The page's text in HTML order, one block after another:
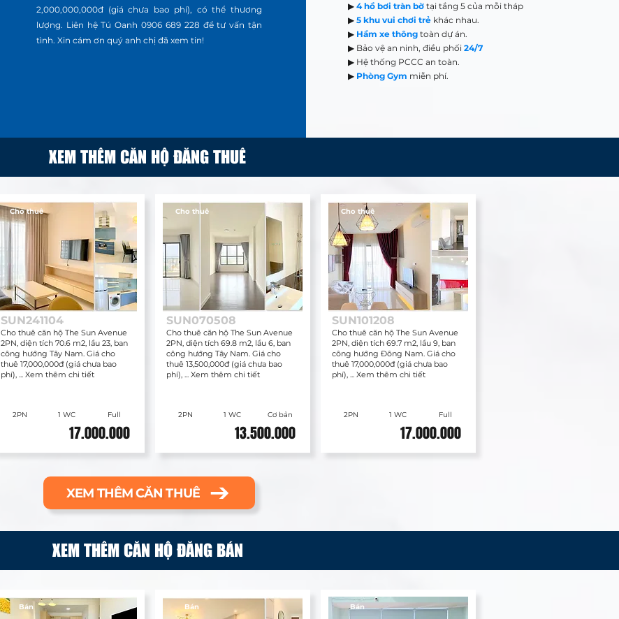
2,000,000,000đ (giá chưa bao phí), có thể thương
lượng. Liên hệ Tú Oanh 0906 689 228 để tư vấn tận
tình. Xin cám ơn quý anh chị đã xem tin!
▶4 hồ bơi tràn bờtại tầng 5 của mỗi tháp
▶5 khu vui chơi trẻ khác nhau.
▶ Hầm xe thôngtoàn dự án.
▶ Bảo vệ an ninh, điều phối24/7
▶ Hệ thống PCCC an toàn.
▶ Phòng Gym miễn phí.
XEM THÊM CĂN HỘ ĐĂNG THUÊ
Cho thuê
Cho thuê căn hộ The Sun Avenue
2PN, diện tích 70.6 m2, lầu 23, ban
công hướng Tây Nam. Giá cho
thuê 17,000,000đ (giá chưa bao
phí), ... Xem thêm chi tiết
SUN241104
2PN 1 WC Full
17.000.000
Cho thuê
Cho thuê căn hộ The Sun Avenue
2PN, diện tích 69.8 m2, lầu 6, ban
công hướng Tây Nam. Giá cho
thuê 13,500,000đ (giá chưa bao
phí), ... Xem thêm chi tiết
SUN070508
2PN 1 WC Cơ bản
13.500.000
Cho thuê
Cho thuê căn hộ The Sun Avenue
2PN, diện tích 69.7 m2, lầu 9, ban
công hướng Đông Nam. Giá cho
thuê 17,000,000đ (giá chưa bao
phí), ... Xem thêm chi tiết
SUN101208
2PN 1 WC Full
17.000.000
XEM THÊM CĂN THUÊ
XEM THÊM CĂN HỘ ĐĂNG BÁN
Bán Bán Bán